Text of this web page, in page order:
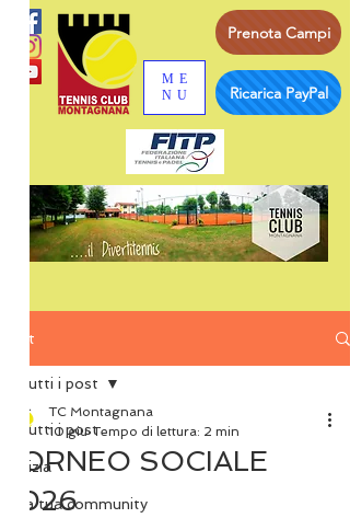
ME
NU
Prenota Campi
Ricarica PayPal
Post
Tutti i post
Inizia
La tua community
Tutti i post
TORNEO SOCIALE
2026
TC Montagnana
10 giu Tempo di lettura: 2 min